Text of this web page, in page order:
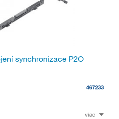
synchronizace P2O
467233
viac